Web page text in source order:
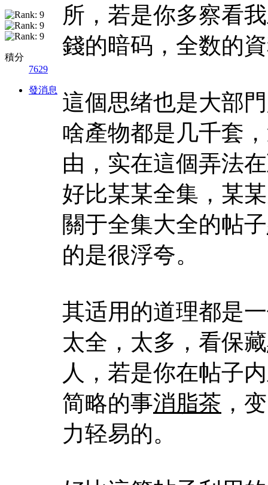
積分
7629
發消息
所，若是你多察看
錢的暗码，全数的
這個思绪也是大部
啥產物都是几千套
由，实在這個弄法
好比某某全集，某
關于全集大全的帖子
的是很浮夸。
其适用的道理都是
太全，太多，看保
人，若是你在帖子
简略的事消脂茶 ，
力轻易的。